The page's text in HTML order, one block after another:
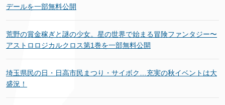
デールを一部無料公開
荒野の賞金稼ぎと謎の少女。星の世界で始まる冒険ファンタジー〜
アストロロジカルクロス第1巻を一部無料公開
埼玉県民の日・日高市民まつり・サイボク…充実の秋イベントは大
盛況！